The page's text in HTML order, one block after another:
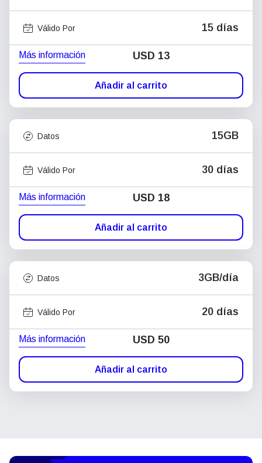
Válido Por 15 días
Más información USD 13
Añadir al carrito
Datos 15GB
Válido Por 30 días
Más información USD 18
Añadir al carrito
Datos 3GB/día
Válido Por 20 días
Más información USD 50
Añadir al carrito